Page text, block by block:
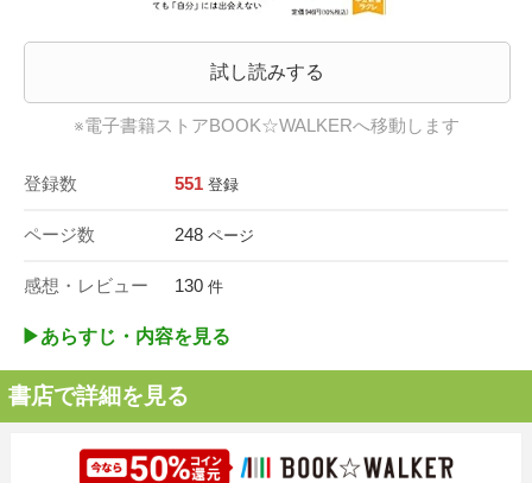
試し読みする
※電子書籍ストアBOOK☆WALKERへ移動します
登録数 551 登録
ページ数 248 ページ
感想・レビュー 130 件
▶︎あらすじ・内容を見る
書店で詳細を見る